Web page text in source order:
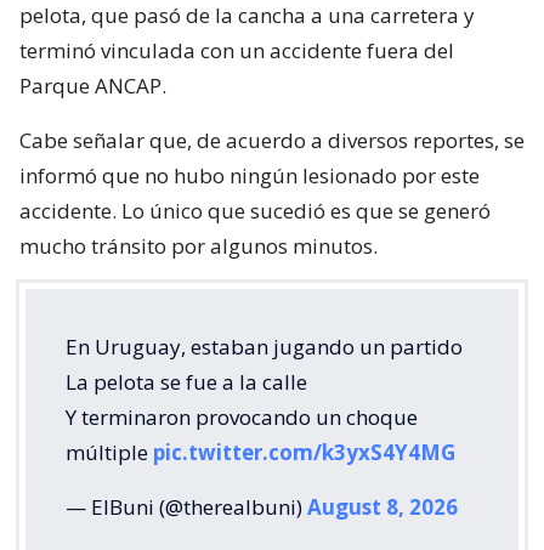
pelota, que pasó de la cancha a una carretera y
terminó vinculada con un accidente fuera del
Parque ANCAP.
Cabe señalar que, de acuerdo a diversos reportes, se
informó que no hubo ningún lesionado por este
accidente. Lo único que sucedió es que se generó
mucho tránsito por algunos minutos.
En Uruguay, estaban jugando un partido
La pelota se fue a la calle
Y terminaron provocando un choque
múltiple pic.twitter.com/k3yxS4Y4MG
— ElBuni (@therealbuni)August 8, 2026